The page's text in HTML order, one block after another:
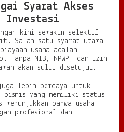
Syarat Akses
Investasi
kini semakin selektif
Salah satu syarat utama
usaha adalah
Tanpa NIB, NPWP, dan izin
akan sulit disetujui.
lebih percaya untuk
bisnis yang memiliki status
bahwa usaha
profesional dan